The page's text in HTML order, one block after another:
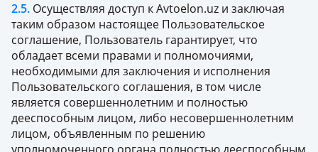
2.5. Осуществляя доступ к Avtoelon.uz и заключая
таким образом настоящее Пользовательское
соглашение, Пользователь гарантирует, что
обладает всеми правами и полномочиями,
необходимыми для заключения и исполнения
Пользовательского соглашения, в том числе
является совершеннолетним и полностью
дееспособным лицом, либо несовершеннолетним
лицом, объявленным по решению